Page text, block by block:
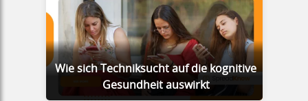
Wie sich Techniksucht auf die kognitive
Gesundheit auswirkt